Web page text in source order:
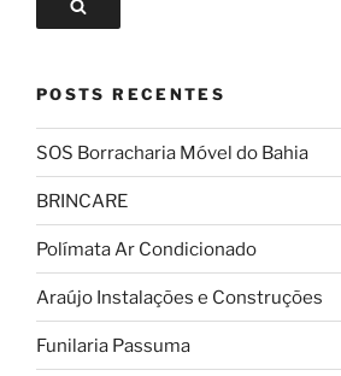
POSTS RECENTES
SOS Borracharia Móvel do Bahia
BRINCARE
Polímata Ar Condicionado
Araújo Instalações e Construções
Funilaria Passuma